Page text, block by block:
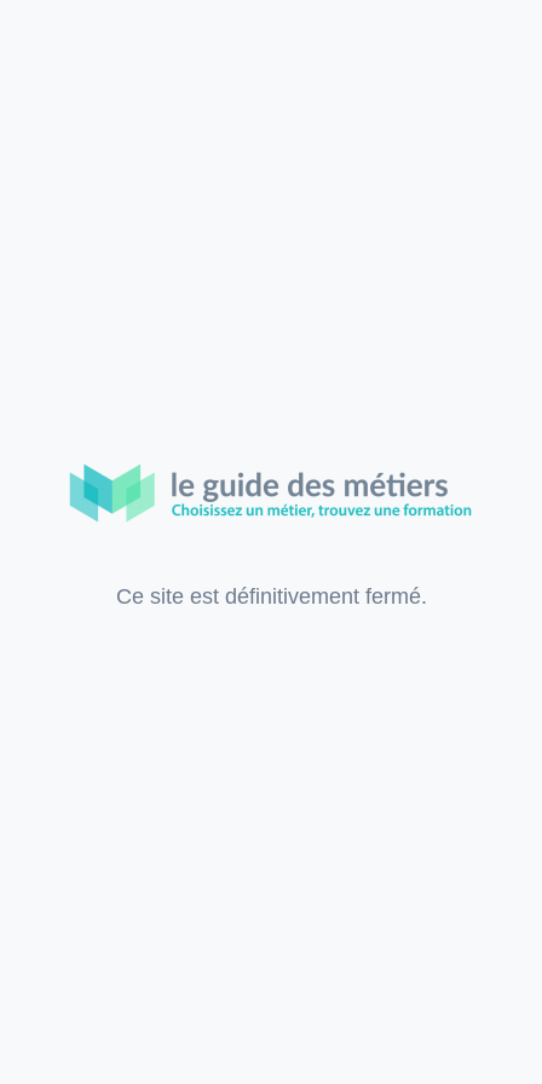
Ce site est définitivement fermé.